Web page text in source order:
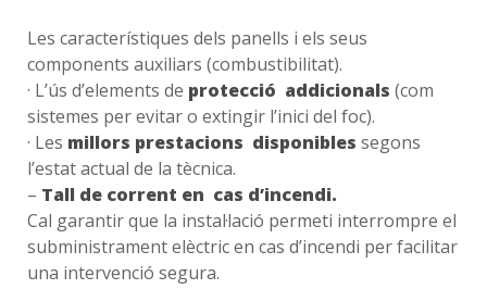
Les característiques dels panells i els seus
components auxiliars (combustibilitat).
· L’ús d’elements de protecció addicionals (com
sistemes per evitar o extingir l’inici del foc).
· Les millors prestacions disponibles segons
l’estat actual de la tècnica.
– Tall de corrent en cas d’incendi.
Cal garantir que la instal·lació permeti interrompre el
subministrament elèctric en cas d’incendi per facilitar
una intervenció segura.